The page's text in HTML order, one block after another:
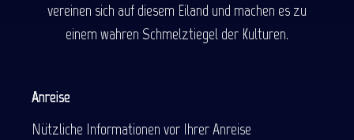
vereinen sich auf diesem Eiland und machen es zu
einem wahren Schmelztiegel der Kulturen.
Anreise
Nützliche Informationen vor Ihrer Anreise